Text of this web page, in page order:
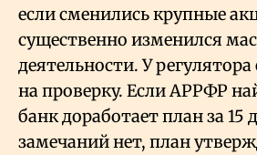
если сменились крупные
существенно изменился
деятельности. У регулятора
на проверку. Если АРРФР
банк доработает план за 15
замечаний нет, план